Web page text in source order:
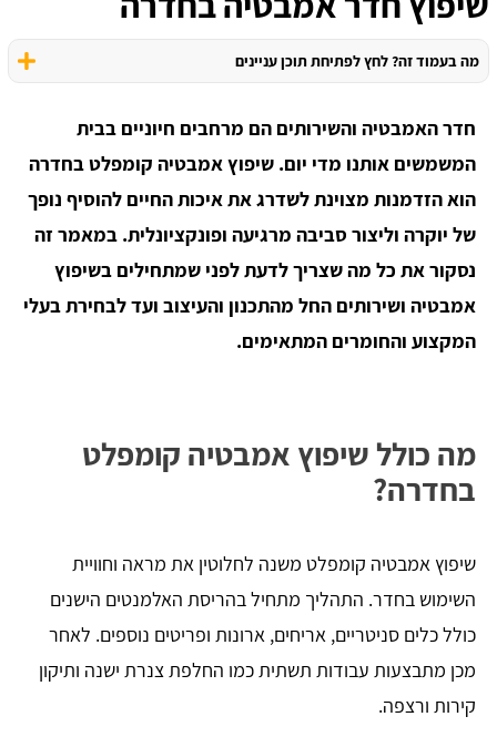
מה בעמוד זה? לחץ לפתיחת תוכן עניינים
חדר האמבטיה והשירותים הם מרחבים חיוניים בבית
המשמשים אותנו מדי יום. שיפוץ אמבטיה קומפלט בחדרה
הוא הזדמנות מצוינת לשדרג את איכות החיים להוסיף נופך
של יוקרה וליצור סביבה מרגיעה ופונקציונלית. במאמר זה
נסקור את כל מה שצריך לדעת לפני שמתחילים בשיפוץ
אמבטיה ושירותים החל מהתכנון והעיצוב ועד לבחירת בעלי
המקצוע והחומרים המתאימים.
מה כולל שיפוץ אמבטיה קומפלט
בחדרה?
שיפוץ אמבטיה קומפלט משנה לחלוטין את מראה וחוויית
השימוש בחדר. התהליך מתחיל בהריסת האלמנטים הישנים
כולל כלים סניטריים, אריחים, ארונות ופריטים נוספים. לאחר
מכן מתבצעות עבודות תשתית כמו החלפת צנרת ישנה ותיקון
קירות ורצפה.